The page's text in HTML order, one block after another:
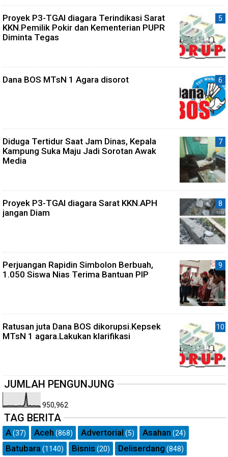
Proyek P3-TGAI diagara Terindikasi Sarat
KKN.Pemilik Pokir dan Kementerian PUPR
Diminta Tegas
Dana BOS MTsN 1 Agara disorot
Diduga Tertidur Saat Jam Dinas, Kepala
Kampung Suka Maju Jadi Sorotan Awak
Media
Proyek P3-TGAI diagara Sarat KKN.APH
jangan Diam
Perjuangan Rapidin Simbolon Berbuah,
1.050 Siswa Nias Terima Bantuan PIP
Ratusan juta Dana BOS dikorupsi.Kepsek
MTsN 1 agara.Lakukan klarifikasi
JUMLAH PENGUNJUNG
950,962
TAG BERITA
A(37) Aceh (868) Advertorial (5) Asahan (24)
Batubara(1140) Bisnis (20) Deliserdang (848)